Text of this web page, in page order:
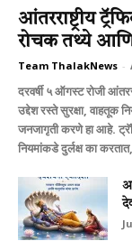
आंतरराष्ट्रीय
रोचक तथ्ये
Team ThalakNews -
दरवर्षी ५ ऑगस्ट रोजी
उद्देश रस्ते सुरक्षा, वाहतूक
जनजागृती करणे हा आहे.
नियमांकडे दुर्लक्ष का